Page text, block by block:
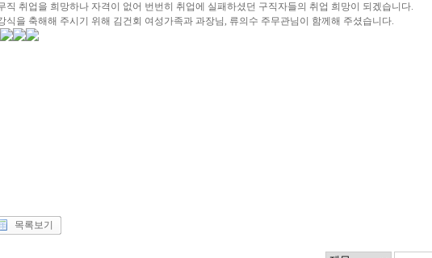
직 취업을 희망하나 자격이 없어 번번히 취업에 실패하셨던 구직자들의 취업 희망이 되겠습니다.
식을 축해해 주시기 위해 김건회 여성가족과 과장님, 류의수 주무관님이 함께해 주셨습니다.
목록보기